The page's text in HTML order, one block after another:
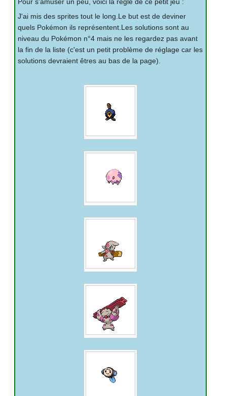
Pour s'amuser un peu, voici la règle de ce petit jeu :
J'ai mis des sprites tout le long.Le but est de deviner
quels Pokémon ils représentent.Les solutions sont au
niveau du Pokémon n°4 mais ne les regardez pas avant
la fin de la liste (c'est un petit problème de réglage car les
solutions devraient êtres au bas de la page).